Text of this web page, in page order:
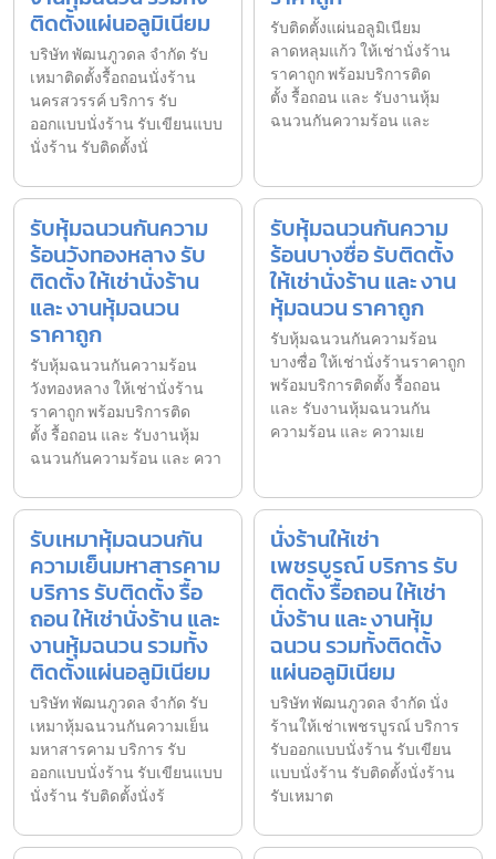
ติดตั้งแผ่นอลูมิเนียม
บริษัท พัฒนภูวดล จำกัด รับ
เหมาติดตั้งรื้อถอนนั่งร้าน
นครสวรรค์ บริการ รับ
ออกแบบนั่งร้าน รับเขียนแบบ
นั่งร้าน รับติดตั้งนั่
รับติดตั้งแผ่นอลูมิเนียม
ลาดหลุมแก้ว ให้เช่านั่งร้าน
ราคาถูก พร้อมบริการติด
ตั้ง รื้อถอน และ รับงานหุ้ม
ฉนวนกันความร้อน และ
รับหุ้มฉนวนกันความ
ร้อนวังทองหลาง รับ
ติดตั้ง ให้เช่านั่งร้าน
และ งานหุ้มฉนวน
ราคาถูก
รับหุ้มฉนวนกันความร้อน
วังทองหลาง ให้เช่านั่งร้าน
ราคาถูก พร้อมบริการติด
ตั้ง รื้อถอน และ รับงานหุ้ม
ฉนวนกันความร้อน และ ควา
รับหุ้มฉนวนกันความ
ร้อนบางซื่อ รับติดตั้ง
ให้เช่านั่งร้าน และ งาน
หุ้มฉนวน ราคาถูก
รับหุ้มฉนวนกันความร้อน
บางซื่อ ให้เช่านั่งร้านราคาถูก
พร้อมบริการติดตั้ง รื้อถอน
และ รับงานหุ้มฉนวนกัน
ความร้อน และ ความเย
รับเหมาหุ้มฉนวนกัน
ความเย็นมหาสารคาม
บริการ รับติดตั้ง รื้อ
ถอน ให้เช่านั่งร้าน และ
งานหุ้มฉนวน รวมทั้ง
ติดตั้งแผ่นอลูมิเนียม
บริษัท พัฒนภูวดล จำกัด รับ
เหมาหุ้มฉนวนกันความเย็น
มหาสารคาม บริการ รับ
ออกแบบนั่งร้าน รับเขียนแบบ
นั่งร้าน รับติดตั้งนั่งร้
นั่งร้านให้เช่า
เพชรบูรณ์ บริการ รับ
ติดตั้ง รื้อถอน ให้เช่า
นั่งร้าน และ งานหุ้ม
ฉนวน รวมทั้งติดตั้ง
แผ่นอลูมิเนียม
บริษัท พัฒนภูวดล จำกัด นั่ง
ร้านให้เช่าเพชรบูรณ์ บริการ
รับออกแบบนั่งร้าน รับเขียน
แบบนั่งร้าน รับติดตั้งนั่งร้าน
รับเหมาต